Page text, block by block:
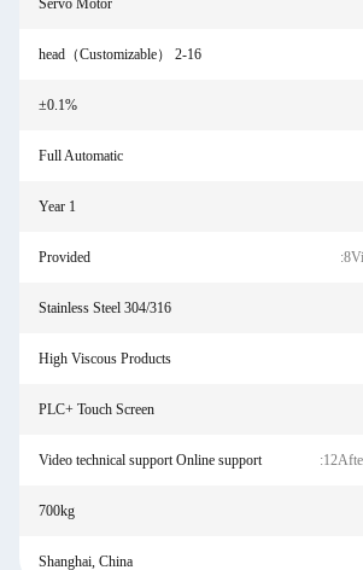
Servo Motor
2-16 head（Customizable）
±0.1%
Full Automatic
1 Year
Provided
Stainless Steel 304/316
High Viscous Products
PLC+ Touch Screen
Video technical support Online support
700kg
Shanghai, China